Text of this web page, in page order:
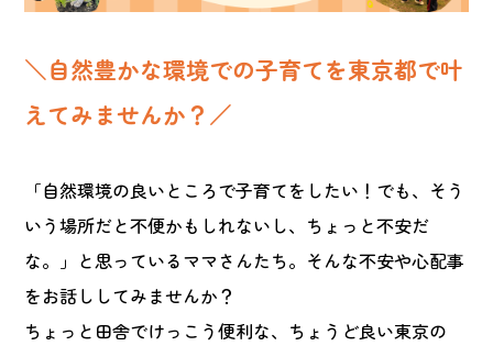
＼自然豊かな環境での子育てを東京都で叶
えてみませんか？／
「自然環境の良いところで子育てをしたい！でも、そう
いう場所だと不便かもしれないし、ちょっと不安だ
な。」と思っているママさんたち。そんな不安や心配事
をお話ししてみませんか？
ちょっと田舎でけっこう便利な、ちょうど良い東京の